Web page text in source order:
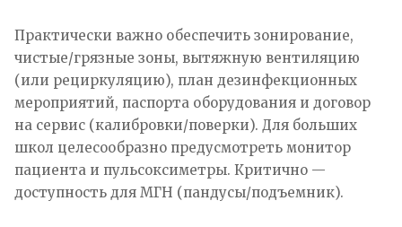
Практически важно обеспечить зонирование,
чистые/грязные зоны, вытяжную вентиляцию
(или рециркуляцию), план дезинфекционных
мероприятий, паспорта оборудования и договор
на сервис (калибровки/поверки). Для больших
школ целесообразно предусмотреть монитор
пациента и пульсоксиметры. Критично —
доступность для МГН (пандусы/подъемник).